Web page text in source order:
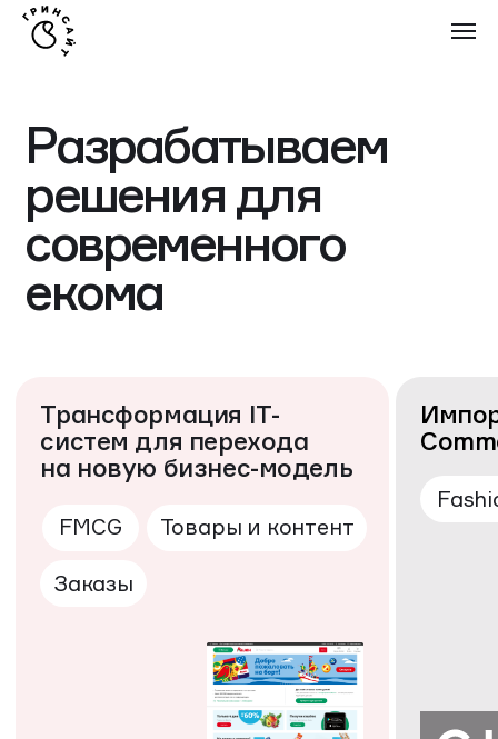
решения для
современного
екома
Трансформация IT-
систем для перехода
Заказы